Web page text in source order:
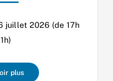
juillet 2026 (de 17h
plus